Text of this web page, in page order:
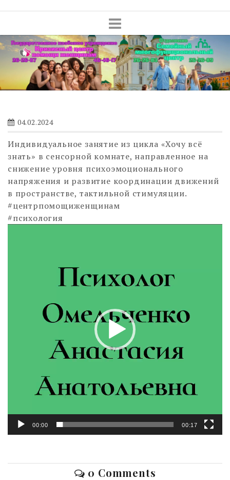
04.02.2024
Индивидуальное занятие из цикла «Хочу всё
знать» в сенсорной комнате, направленное на
снижение уровня психоэмоционального
напряжения и развитие координации движений
в пространстве, тактильной стимуляции.
#центрпомощиженщинам
#психология
00:00 00:17
0 Comments